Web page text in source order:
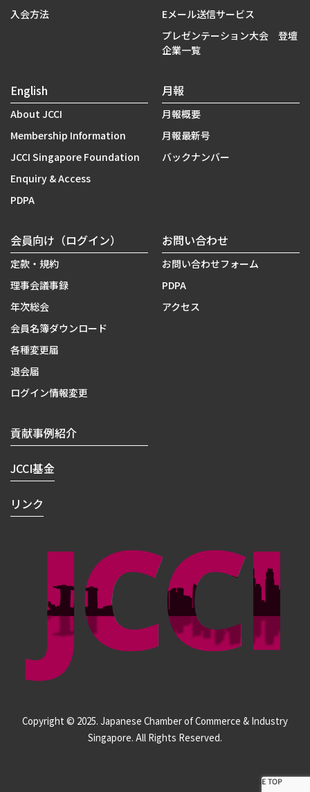
入会方法
Eメール送信サービス
プレゼンテーション大会 登壇
企業一覧
English
About JCCI
Membership Information
JCCI Singapore Foundation
Enquiry & Access
PDPA
月報
月報概要
月報最新号
バックナンバー
会員向け（ログイン）
定款・規約
理事会議事録
年次総会
会員名簿ダウンロード
各種変更届
退会届
ログイン情報変更
お問い合わせ
お問い合わせフォーム
PDPA
アクセス
貢献事例紹介
JCCI基金
リンク
Copyright © 2025. Japanese Chamber of Commerce & Industry
Singapore. All Rights Reserved.